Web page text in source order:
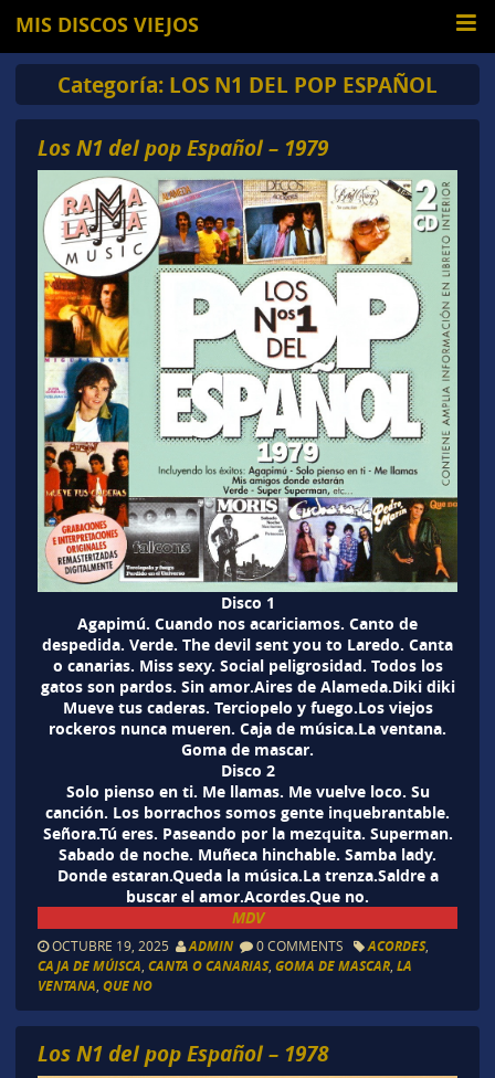
MIS DISCOS VIEJOS
Categoría: LOS N1 DEL POP ESPAÑOL
Los N1 del pop Español – 1979
Disco 1
Agapimú. Cuando nos acariciamos. Canto de
despedida. Verde. The devil sent you to Laredo. Canta
o canarias. Miss sexy. Social peligrosidad. Todos los
gatos son pardos. Sin amor.Aires de Alameda.Diki diki
Mueve tus caderas. Terciopelo y fuego.Los viejos
rockeros nunca mueren. Caja de música.La ventana.
Goma de mascar.
Disco 2
Solo pienso en ti. Me llamas. Me vuelve loco. Su
canción. Los borrachos somos gente inquebrantable.
Señora.Tú eres. Paseando por la mezquita. Superman.
Sabado de noche. Muñeca hinchable. Samba lady.
Donde estaran.Queda la música.La trenza.Saldre a
buscar el amor.Acordes.Que no.
MDV
OCTUBRE 19, 2025 ADMIN 0 COMMENTS ACORDES,
CAJA DE MÚISCA, CANTA O CANARIAS, GOMA DE MASCAR, LA
VENTANA, QUE NO
Los N1 del pop Español – 1978